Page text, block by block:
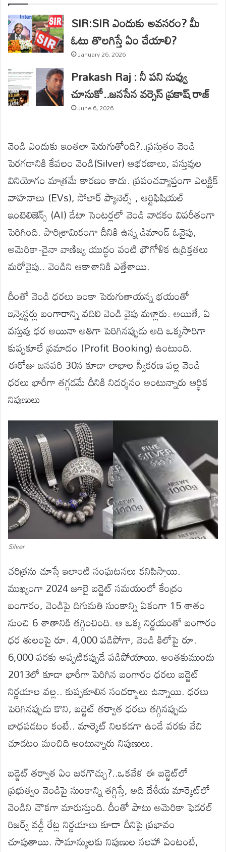
SIR:SIR ఎందుకు అవసరం? మీ
ఓటు తొలగిస్తే ఏం చేయాలి?
January 26, 2026
Prakash Raj : నీ పని నువ్వు
చూసుకో..జనసేన వర్సెస్ ప్రకాష్ రాజ్
June 6, 2026
వెండి ఎందుకు ఇంతలా పెరుగుతోంది?..ప్రస్తుతం వెండి
పెరగడానికి కేవలం వెండి(Silver) ఆభరణాలు, వస్తువుల
వినియోగం మాత్రమే కారణం కాదు. ప్రపంచవ్యాప్తంగా ఎలక్ట్రిక్
వాహనాలు (EVs), సోలార్ ప్యానెల్స్ , ఆర్టిఫిషియల్
ఇంటెలిజెన్స్ (AI) డేటా సెంటర్లలో వెండి వాడకం విపరీతంగా
పెరిగింది. పారిశ్రామికంగా దీనికి ఉన్న డిమాండ్ ఓవైపు,
అమెరికా-చైనా వాణిజ్య యుద్ధం వంటి భౌగోళిక ఉద్రిక్తతలు
మరోవైపు.. వెండిని ఆకాశానికి ఎత్తేశాయి.
దీంతో వెండి ధరలు ఇంకా పెరుగుతాయన్న భయంతో
ఇన్వెస్టర్లు బంగారాన్ని వదిలి వెండి వైపు మళ్లారు. అయితే, ఏ
వస్తువు ధర అయినా అతిగా పెరిగినప్పుడు అది ఒక్కసారిగా
కుప్పకూలే ప్రమాదం (Profit Booking) ఉంటుంది.
ఈరోజు జనవరి 30న కూడా లాభాల స్వీకరణ వల్ల వెండి
ధరలు భారీగా తగ్గడమే దీనికి నిదర్శనం అంటున్నారు ఆర్ధిక
నిపుణులు
Silver
చరిత్రను చూస్తే ఇలాంటి సంఘటనలు కనిపిస్తాయి.
ముఖ్యంగా 2024 జూలై బడ్జెట్ సమయంలో కేంద్రం
బంగారం, వెండిపై దిగుమతి సుంకాన్ని ఏకంగా 15 శాతం
నుంచి 6 శాతానికి తగ్గించింది. ఆ ఒక్క నిర్ణయంతో బంగారం
ధర తులంపై రూ. 4,000 పడిపోగా, వెండి కిలోపై రూ.
6,000 వరకు అప్పటికప్పుడే పడిపోయాయి. అంతకుముందు
2013లో కూడా భారీగా పెరిగిన బంగారం ధరలు బడ్జెట్
నిర్ణయాల వల్ల.. కుప్పకూలిన సందర్భాలు ఉన్నాయి. ధరలు
పెరిగినప్పుడు కొని, బడ్జెట్ తర్వాత ధరలు తగ్గినప్పుడు
బాధపడటం కంటే.. మార్కెట్ నిలకడగా ఉండే వరకు వేచి
చూడటం మంచిది అంటున్నారు నిపుణులు.
బడ్జెట్ తర్వాత ఏం జరగొచ్చు?..ఒకవేళ ఈ బడ్జెట్‌లో
ప్రభుత్వం వెండిపై సుంకాన్ని తగ్గిస్తే, అది దేశీయ మార్కెట్‌లో
వెండిని చౌకగా మారుస్తుంది. దీంతో పాటు అమెరికా ఫెడరల్
రిజర్వ్ వడ్డీ రేట్ల నిర్ణయాలు కూడా దీనిపై ప్రభావం
చూపుతాయి. సామాన్యులకు నిపుణుల సలహా ఏంటంటే,